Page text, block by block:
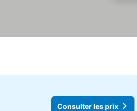
Consulter les prix